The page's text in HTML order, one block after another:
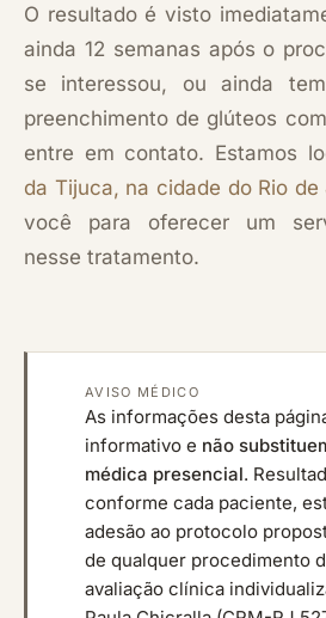
O resultado é visto
ainda 12 semanas após o
se interessou, ou ainda
preenchimento de glúteos
entre em contato. Estamos
da Tijuca, na cidade do Rio de
você para oferecer um
nesse tratamento.
AVISO MÉDICO
As informações desta
informativo e não
médica presencial.
conforme cada paciente,
adesão ao protocolo
de qualquer procedimento
avaliação clínica